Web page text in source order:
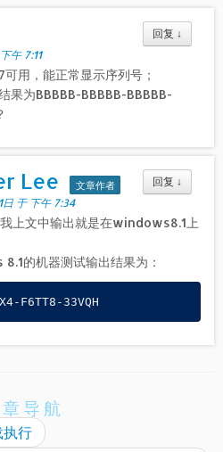
回复 ↓
午 7:11
用，能正常显示序列号；
为BBBBB-BBBBB-BBBBB-
回复 ↓
Lee
文章作者
日 于 下午 7:34
上文中输出就是在windows8.1上
的机器测试输出结果为：
F6TT8-33VQH
导航
行